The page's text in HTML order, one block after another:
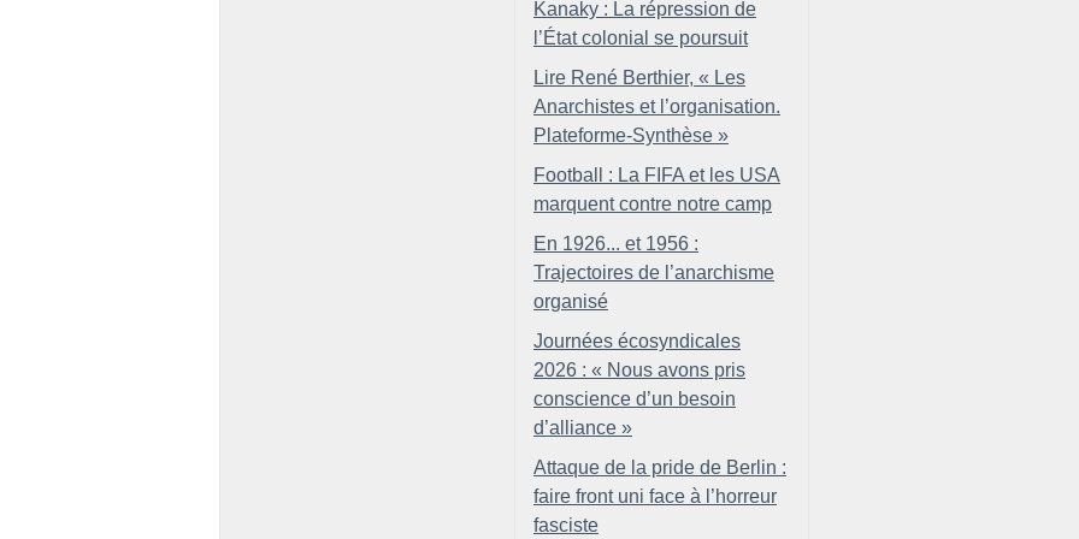
Kanaky : La répression de
l’État colonial se poursuit
Lire René Berthier, « Les
Anarchistes et l’organisation.
Plateforme-Synthèse »
Football : La FIFA et les USA
marquent contre notre camp
En 1926... et 1956 :
Trajectoires de l’anarchisme
organisé
Journées écosyndicales
2026 : « Nous avons pris
conscience d’un besoin
d’alliance »
Attaque de la pride de Berlin :
faire front uni face à l’horreur
fasciste